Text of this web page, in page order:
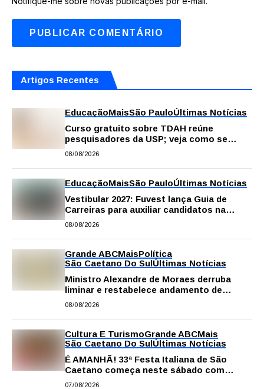
Artigos Recentes
EducaçãoMaisSão PauloÚltimas Notícias
Curso gratuito sobre TDAH reúne
pesquisadores da USP; veja como se
inscrever
08/08/2026
EducaçãoMaisSão PauloÚltimas Notícias
Vestibular 2027: Fuvest lança Guia de
Carreiras para auxiliar candidatos na
escolha da profissão
08/08/2026
Grande ABCMaisPolítica
São Caetano Do SulÚltimas Notícias
Ministro Alexandre de Moraes derruba
liminar e restabelece andamento de
comissão processante contra vereador
08/08/2026
Cultura E TurismoGrande ABCMais
São Caetano Do SulÚltimas Notícias
É AMANHÃ! 33ª Festa Italiana de São
Caetano começa neste sábado com
gastronomia, música e solidariedade
07/08/2026